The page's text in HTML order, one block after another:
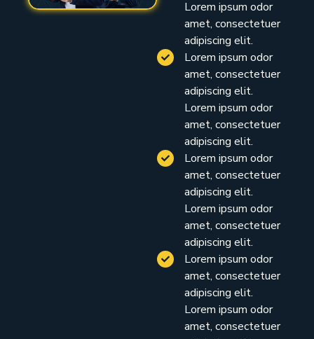
Lorem ipsum odor
amet, consectetuer
adipiscing elit.
Lorem ipsum odor
amet, consectetuer
adipiscing elit.
Lorem ipsum odor
amet, consectetuer
adipiscing elit.
Lorem ipsum odor
amet, consectetuer
adipiscing elit.
Lorem ipsum odor
amet, consectetuer
adipiscing elit.
Lorem ipsum odor
amet, consectetuer
adipiscing elit.
Lorem ipsum odor
amet, consectetuer